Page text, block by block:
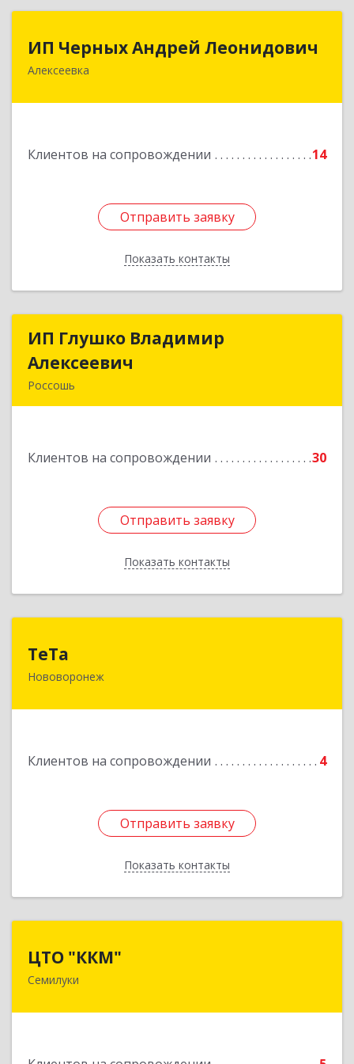
ИП Черных Андрей Леонидович
Алексеевка
Клиентов на сопровождении 14
Отправить заявку
Показать контакты
ИП Черных Андрей Леонидович
309850, Белгородская обл, Алексеевский р-н,
Отправить заявку
Назад
ИП Глушко Владимир
Алексеевич
Россошь
Клиентов на сопровождении 30
Отправить заявку
Показать контакты
ИП Глушко Владимир
Подробнее
Отправить заявку
Назад
ТеТа
Нововоронеж
Клиентов на сопровождении 4
Отправить заявку
Показать контакты
396 073, Нововоронеж г, а/я, дом № 30
Отправить заявку
Назад
ЦТО "ККМ"
Семилуки